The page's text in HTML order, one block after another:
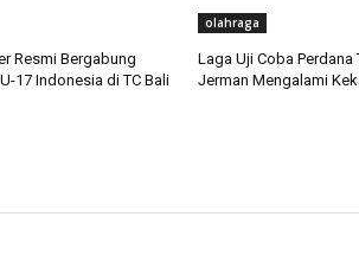
Resmi Bergabung
17 Indonesia di TC Bali
olahraga
Laga Uji Coba Perdana
Jerman Mengalami